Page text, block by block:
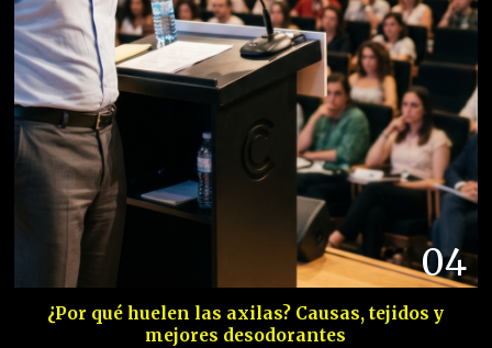
04
¿Por qué huelen las axilas? Causas, tejidos y
mejores desodorantes